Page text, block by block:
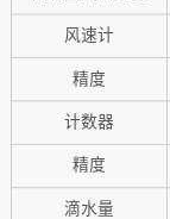
风速计
精度
计数器
精度
滴水量